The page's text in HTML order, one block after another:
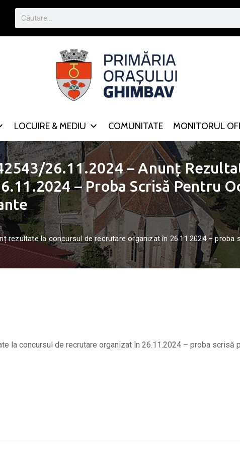
LOCUIRE & MEDIU COMUNITATE MONITORUL
26.11.2024 – Anunț
– Proba Scrisă Pentru
rezultate la concursul de recrutare organizat în 26.11.2024 –
la concursul de recrutare organizat în 26.11.2024 – proba scrisă